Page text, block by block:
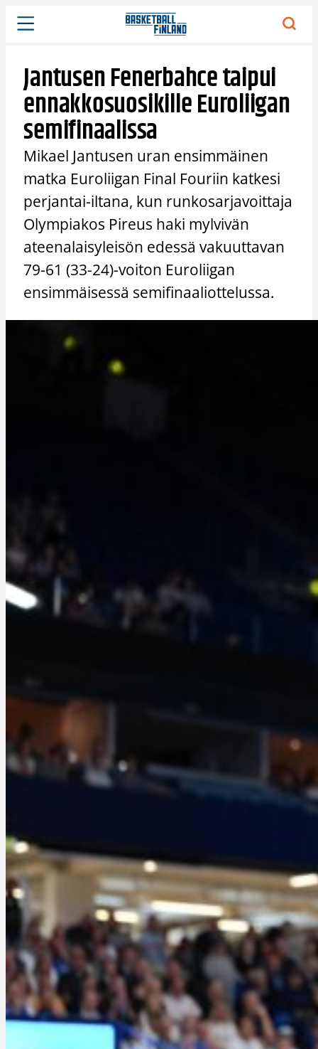
Siirry
sisältöön
Jantusen Fenerbahce taipui
ennakkosuosikille Euroliigan
semifinaalissa
Mikael Jantusen uran ensimmäinen
matka Euroliigan Final Fouriin katkesi
perjantai-iltana, kun runkosarjavoittaja
Olympiakos Pireus haki mylvivän
ateenalaisyleisön edessä vakuuttavan
79-61 (33-24)-voiton Euroliigan
ensimmäisessä semifinaaliottelussa.